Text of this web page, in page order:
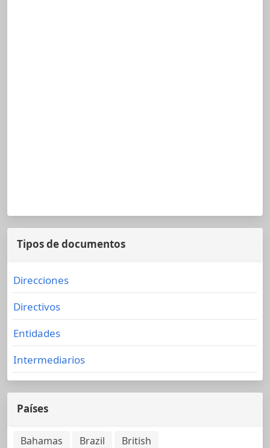
Tipos de documentos
Direcciones
Directivos
Entidades
Intermediarios
Países
Bahamas Brazil
British